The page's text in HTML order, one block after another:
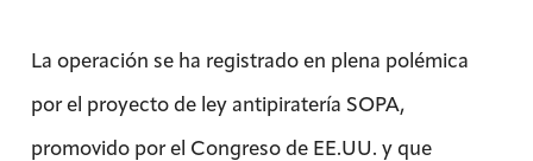
La operación se ha registrado en plena polémica
por el proyecto de ley antipiratería SOPA,
promovido por el Congreso de EE.UU. y que